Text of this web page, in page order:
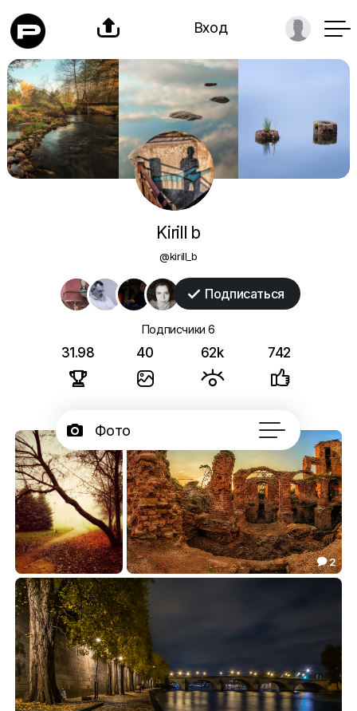
 Вход
Kirill b
@kirill_b
 Подписаться
Подписчики6
31.98

40

62k

742

 Фото
 Портфолио 40
 Серии
 Подписчики
 Об авторе
...
Туманная перспектива
8.09
Гольшанский замок
 20.03
 2